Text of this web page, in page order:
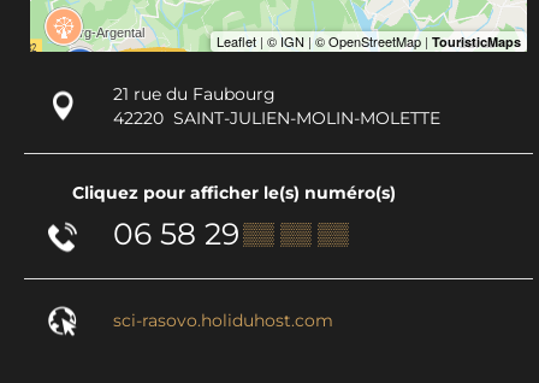
21 rue du Faubourg
42220 SAINT-JULIEN-MOLIN-MOLETTE
Cliquez pour afficher le(s) numéro(s)
06 58 29▒▒ ▒▒ ▒▒
sci-rasovo.holiduhost.com